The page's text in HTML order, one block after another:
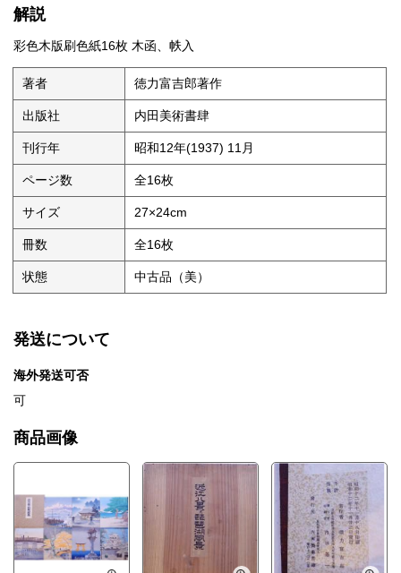
解説
彩色木版刷色紙16枚 木函、帙入
著者 徳力富吉郎著作
出版社 内田美術書肆
刊行年 昭和12年(1937) 11月
ページ数 全16枚
サイズ 27×24cm
冊数 全16枚
状態 中古品（美）
発送について
海外発送可否
可
商品画像